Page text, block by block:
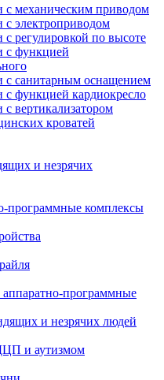
с механическим приводом
электроприводом
регулировкой по высоте
с функцией
с санитарным оснащением
функцией кардиокресло
вертикализатором
кроватей
и незрячих
программные комплексы
программные
и незрячих людей
и аутизмом